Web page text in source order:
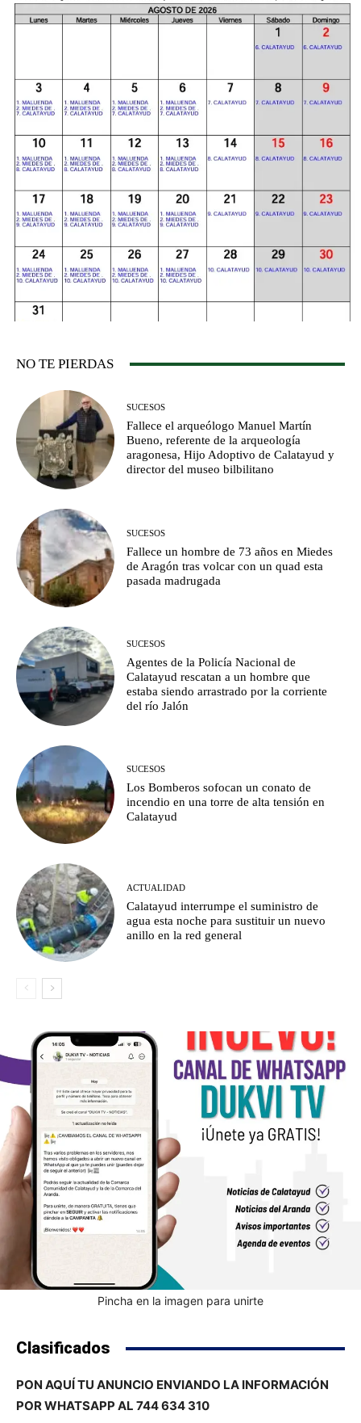
NO TE PIERDAS
SUCESOS
Fallece el arqueólogo Manuel Martín
Bueno, referente de la arqueología
aragonesa, Hijo Adoptivo de Calatayud y
director del museo bilbilitano
SUCESOS
Fallece un hombre de 73 años en Miedes
de Aragón tras volcar con un quad esta
pasada madrugada
SUCESOS
Agentes de la Policía Nacional de
Calatayud rescatan a un hombre que
estaba siendo arrastrado por la corriente
del río Jalón
SUCESOS
Los Bomberos sofocan un conato de
incendio en una torre de alta tensión en
Calatayud
ACTUALIDAD
Calatayud interrumpe el suministro de
agua esta noche para sustituir un nuevo
anillo en la red general
Pincha en la imagen para unirte
Clasificados
PON AQUÍ TU ANUNCIO ENVIANDO LA INFORMACIÓN
POR WHATSAPP AL 744 634 310